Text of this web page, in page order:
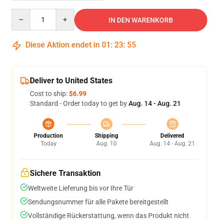
IN DEN WARENKORB
Diese Aktion endet in 01 : 23: 54
Deliver to United States
Cost to ship:$6.99
Standard - Order today to get byAug. 14 - Aug. 21
Production
Today
Shipping
Aug. 10
Delivered
Aug. 14 - Aug. 21
Sichere Transaktion
Weltweite Lieferung bis vor Ihre Tür
Sendungsnummer für alle Pakete bereitgestellt
Vollständige Rückerstattung, wenn das Produkt nicht